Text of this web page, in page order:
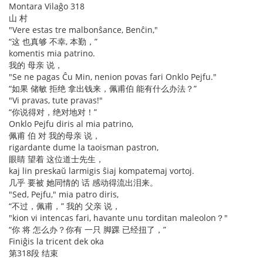
Montara Vilaĝo 318
山 村
"Vere estas tre malbonŝance, Benĉin,"
“这 也真够 不幸, 本勤，”
komentis mia patrino.
我的 母亲 说，
"Se ne pagas Ĉu Min, nenion povas fari Onklo Pejfu."
“如果 储敏 拒绝 拿出钱来，佩甫伯 能有什么办法？”
"Vi pravas, tute pravas!"
“你说得对，绝对地对！”
Onklo Pejfu diris al mia patrino,
佩甫 伯 对 我的母亲 说，
rigardante dume la taoisman pastron,
眼睛 望着 这位道士先生，
kaj lin preskaŭ larmigis ŝiaj kompatemaj vortoj.
几乎 要被 她同情的 话 感动得流出泪来。
"Sed, Pejfu," mia patro diris,
“不过，佩甫，” 我的 父亲 说，
"kion vi intencas fari, havante unu torditan maleolon？"
“你 将 怎么办？你有 一只 脚踝 已经扭了，”
Finiĝis la tricent dek oka
第318段 结束